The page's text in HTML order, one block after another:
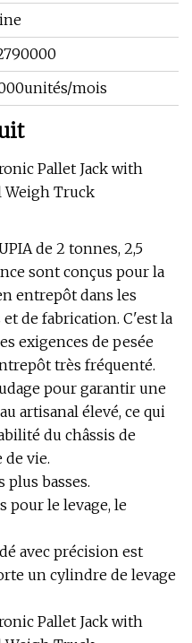
mois
de 2 tonnes, 2,5
sont conçus pour la
entrepôt dans les
de fabrication. C'est la
exigences de pesée
très fréquenté.
pour garantir une
artisanal élevé, ce qui
du châssis de
vie.
plus basses.
pour le levage, le
avec précision est
un cylindre de levage